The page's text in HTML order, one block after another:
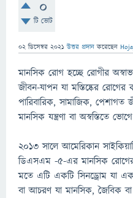
0
টি ভোট
02 ডিসেম্বর 2021 উত্তর প্রদান করেছেন
মানসিক রোগ হচ্ছে রোগীর
জীবন-যাপন যা মস্তিষ্কের রোগের
পারিবারিক, সামাজিক, পেশাগত
মানসিক যন্ত্রণা বা অস্বস্তিতে
২০১৩ সালে আমেরিকান
ডিএসএম -5-এর মানসিক রোগের
মতে এটি একটি সিনড্রোম যা
বা আচরণ যা মানসিক, জৈবিক বা